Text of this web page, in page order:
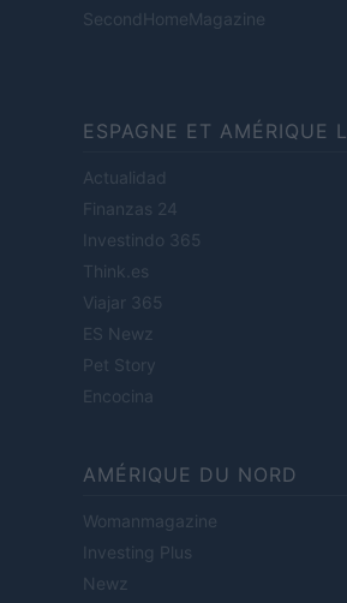
SecondHomeMagazine
ESPAGNE ET AMÉRIQUE
Actualidad
Finanzas 24
Investindo 365
Think.es
Viajar 365
ES Newz
Pet Story
Encocina
AMÉRIQUE DU NORD
Womanmagazine
Investing Plus
Newz